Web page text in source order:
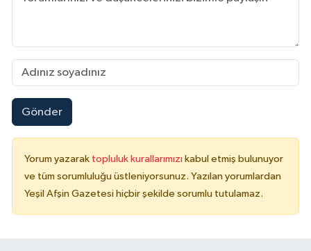
Gönder
Yorum yazarak topluluk kurallarımızı kabul etmiş bulunuyor
ve tüm sorumluluğu üstleniyorsunuz. Yazılan yorumlardan
Yeşil Afşin Gazetesi hiçbir şekilde sorumlu tutulamaz.